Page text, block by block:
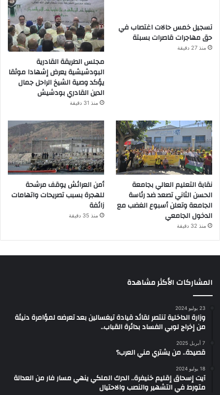
تسجيل خمس حالات اغتصاب في
حق مهاجرات قاصرات بسبتة
منذ 27 دقيقة
مجلس الطريقة القادرية
البودشيشية يعرض إشهادا موثقا
يؤكد وصية الشيخ الراحل جمال
الدين القادري بودشيش
منذ 31 دقيقة
نقابة التعليم العالي بجامعة
الحسن الثاني تصعد ضد رئاسة
الجامعة وتعلن أسبوع الغضب مع
الدخول الجامعي
منذ 32 دقيقة
أمن العرائش يوقف مرشحة
للهجرة بسبب تصريحات واتهامات
زائفة
منذ 35 دقيقة
المشاركات الأكثر مشاهدة
23 يوليو 2024
وزارة الداخلية تنتصر لقائد قيادة تيغسالين بعد تعرضه لمؤامرة دنيئة
من إخراج لوبي الفساد بدائرة القباب..
7 أبريل 2025
قصيدة.. من يشتري مني العرب؟
18 يوليو 2024
آيت إسحاق إقليم خنيفرة.. الدرك الملكي ينهي مسار فار من العدالة
متورط في التشهير والنصب والاحتيال